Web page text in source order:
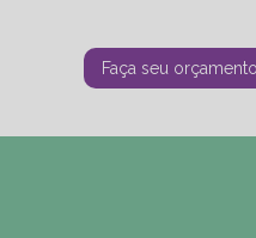
Faça seu